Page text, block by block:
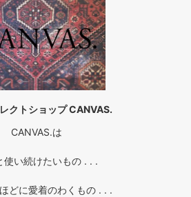
クトショップ CANVAS.
CANVAS.は
使い続けたいもの . . .
どに愛着のわくもの . . .